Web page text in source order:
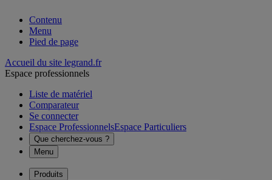
Contenu
Menu
Pied de page
Accueil du site legrand.fr
Espace professionnels
Liste de matériel
Comparateur
Se connecter
Espace ProfessionnelsEspace Particuliers
Que cherchez-vous ?
Menu
Produits